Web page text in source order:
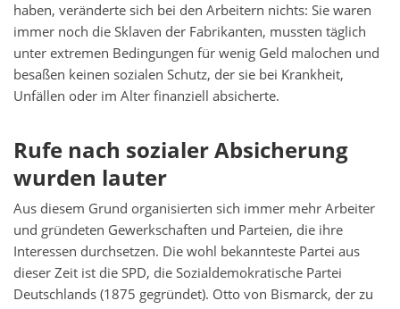
haben, veränderte sich bei den Arbeitern nichts: Sie waren
immer noch die Sklaven der Fabrikanten, mussten täglich
unter extremen Bedingungen für wenig Geld malochen und
besaßen keinen sozialen Schutz, der sie bei Krankheit,
Unfällen oder im Alter finanziell absicherte.
Rufe nach sozialer Absicherung
wurden lauter
Aus diesem Grund organisierten sich immer mehr Arbeiter
und gründeten Gewerkschaften und Parteien, die ihre
Interessen durchsetzen. Die wohl bekannteste Partei aus
dieser Zeit ist die SPD, die Sozialdemokratische Partei
Deutschlands (1875 gegründet). Otto von Bismarck, der zu